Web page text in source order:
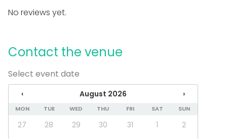
Exclusive use of venue
Parking available
Equipment
Kitchen for customer
Towels
Whiteboard / Flip chart
Games
Dinnerware
No reviews yet.
Contact the venue
Select event date
‹ August 2026 ›
MON TUE WED THU FRI SAT SUN
27 28 29 30 31 1
2